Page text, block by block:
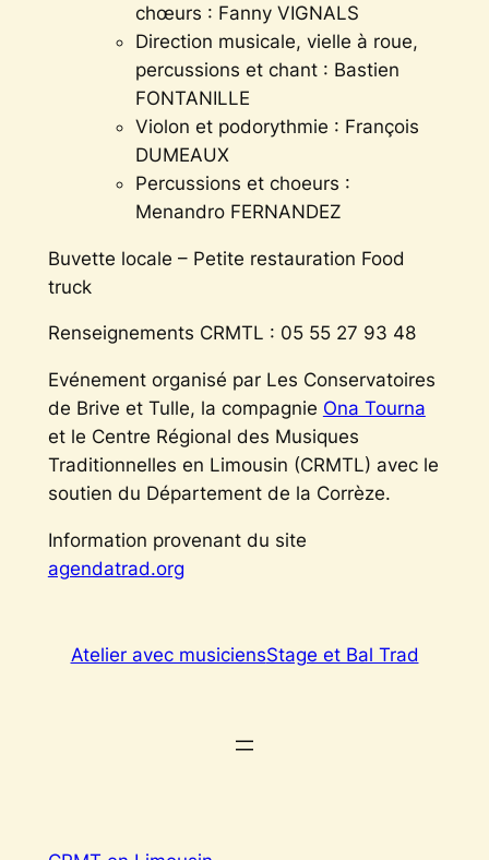
chœurs : Fanny VIGNALS
Direction musicale, vielle à roue,
percussions et chant : Bastien
FONTANILLE
Violon et podorythmie : François
DUMEAUX
Percussions et choeurs :
Menandro FERNANDEZ
Buvette locale – Petite restauration Food
truck
Renseignements CRMTL : 05 55 27 93 48
Evénement organisé par Les Conservatoires
de Brive et Tulle, la compagnie Ona Tourna
et le Centre Régional des Musiques
Traditionnelles en Limousin (CRMTL) avec le
soutien du Département de la Corrèze.
Information provenant du site
agendatrad.org
Atelier avec musiciensStage et Bal Trad